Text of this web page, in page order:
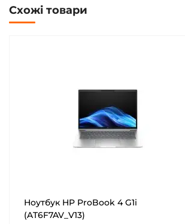
Схожі товари
Ноутбук HP ProBook 4 G1i
(AT6F7AV_V13)